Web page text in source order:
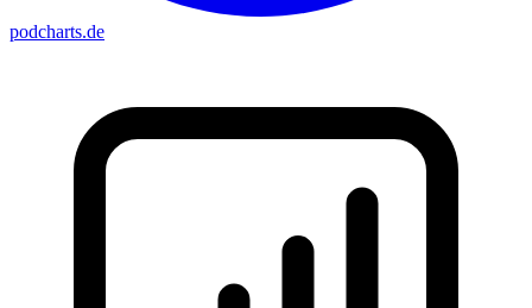
podcharts.de